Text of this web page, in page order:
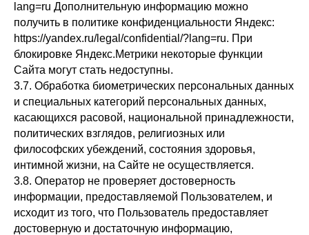
lang=ru Дополнительную информацию можно
получить в политике конфиденциальности Яндекс:
https://yandex.ru/legal/confidential/?lang=ru. При
блокировке Яндекс.Метрики некоторые функции
Сайта могут стать недоступны.
3.7. Обработка биометрических персональных данных
и специальных категорий персональных данных,
касающихся расовой, национальной принадлежности,
политических взглядов, религиозных или
философских убеждений, состояния здоровья,
интимной жизни, на Сайте не осуществляется.
3.8. Оператор не проверяет достоверность
информации, предоставляемой Пользователем, и
исходит из того, что Пользователь предоставляет
достоверную и достаточную информацию,